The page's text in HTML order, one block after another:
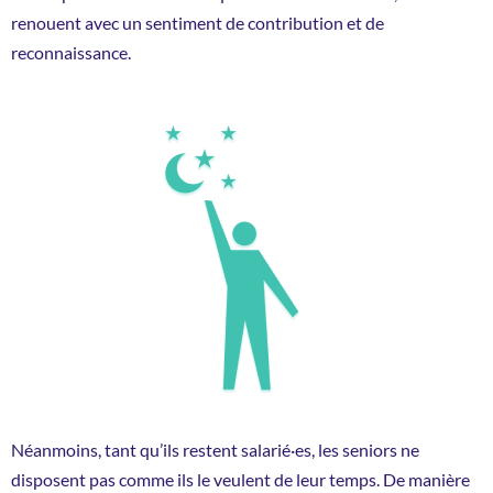
renouent avec un sentiment de contribution et de
reconnaissance.
Néanmoins, tant qu’ils restent salarié·es, les seniors ne
disposent pas comme ils le veulent de leur temps. De manière